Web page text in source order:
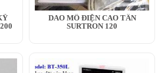
DAO MỔ ĐIỆN CAO TẦN
SURTRON 120